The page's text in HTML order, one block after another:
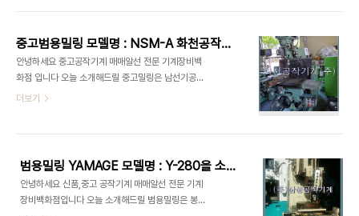
각 기능은 정상작동됨.검수용 또는 개조해서 사용하
복합밀링2..
길 부탁 드립니다 명진기계 취급품목 소형탁상밀링
RF-31 모델명 : MD-30B 다아라기계장터 에서도
확인을 하실 수 있습니다 - 제품명 : [중고기계] 소형
탁상밀링,중고소형탁상밀링,범용밀링- [제품번호 :
867498] - 기본사양 : RF-31- 모델명 : MD-
2010년- 제조사 : 대만- 거래가능지역 : 전국- 인도
중고범용밀링 모델명 : NSM-A 화천공작기계(주)입니다
안녕하세요 중고공작기계 매매알선 전문 기계장비백
화점 입니다 오늘 소개해드릴 중고밀링은 남선기공
에서 제작한 중고범용밀링,남선밀링,모델명 : NSM-
길 부탁 드립니다.감사합니다 ​ 화천공작기계(주) 취
급품목 중고범용밀링,남선밀링 모델명 : NSM-A 다
아라기계장터 에서도 확인을 하실 수 있습니다 - 제
품명 : [중고기계]범용밀링 NSM-A(1993),중고범
더보기
범용밀링 YAMAGE 모델명 : Y-280을 소개합니다
안녕하세요 신품,중고 공작기계 매매알선 전문 기계
장비백화점입니다 오늘 소개해드릴 범용밀링은 봉신